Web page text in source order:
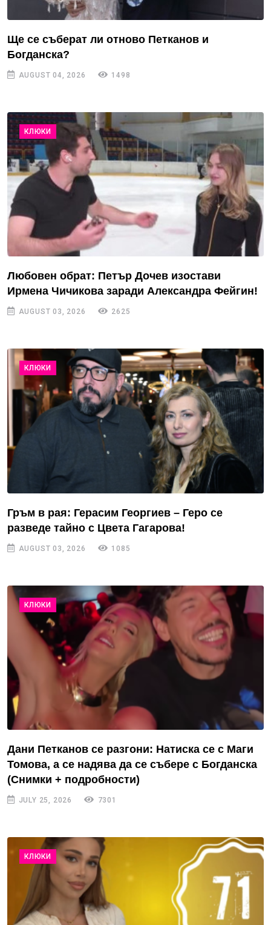
Ще се съберат ли отново Петканов и
Богданска?
AUGUST 04, 2026 1498
КЛЮКИ
Любовен обрат: Петър Дочев изостави
Ирмена Чичикова заради Александра Фейгин!
AUGUST 03, 2026 2625
КЛЮКИ
Гръм в рая: Герасим Георгиев – Геро се
разведе тайно с Цвета Гагарова!
AUGUST 03, 2026 1085
КЛЮКИ
Дани Петканов се разгони: Натиска се с Маги
Томова, а се надява да се събере с Богданска
(Снимки + подробности)
JULY 25, 2026 7301
КЛЮКИ